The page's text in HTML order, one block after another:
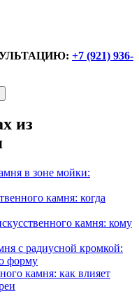
+7 (921) 936-
из
в зоне мойки:
камня: когда
камня: кому
с радиусной кромкой:
форму
камня: как влияет